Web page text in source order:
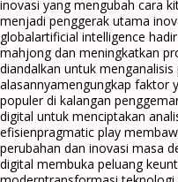
inovasi yang mengubah cara
menjadi penggerak utama
globalartificial intelligence
mahjong dan meningkatkan
diandalkan untuk
alasannyamengungkap faktor
populer di kalangan
digital untuk menciptakan
efisienpragmatic play
perubahan dan inovasi masa
digital membuka peluang